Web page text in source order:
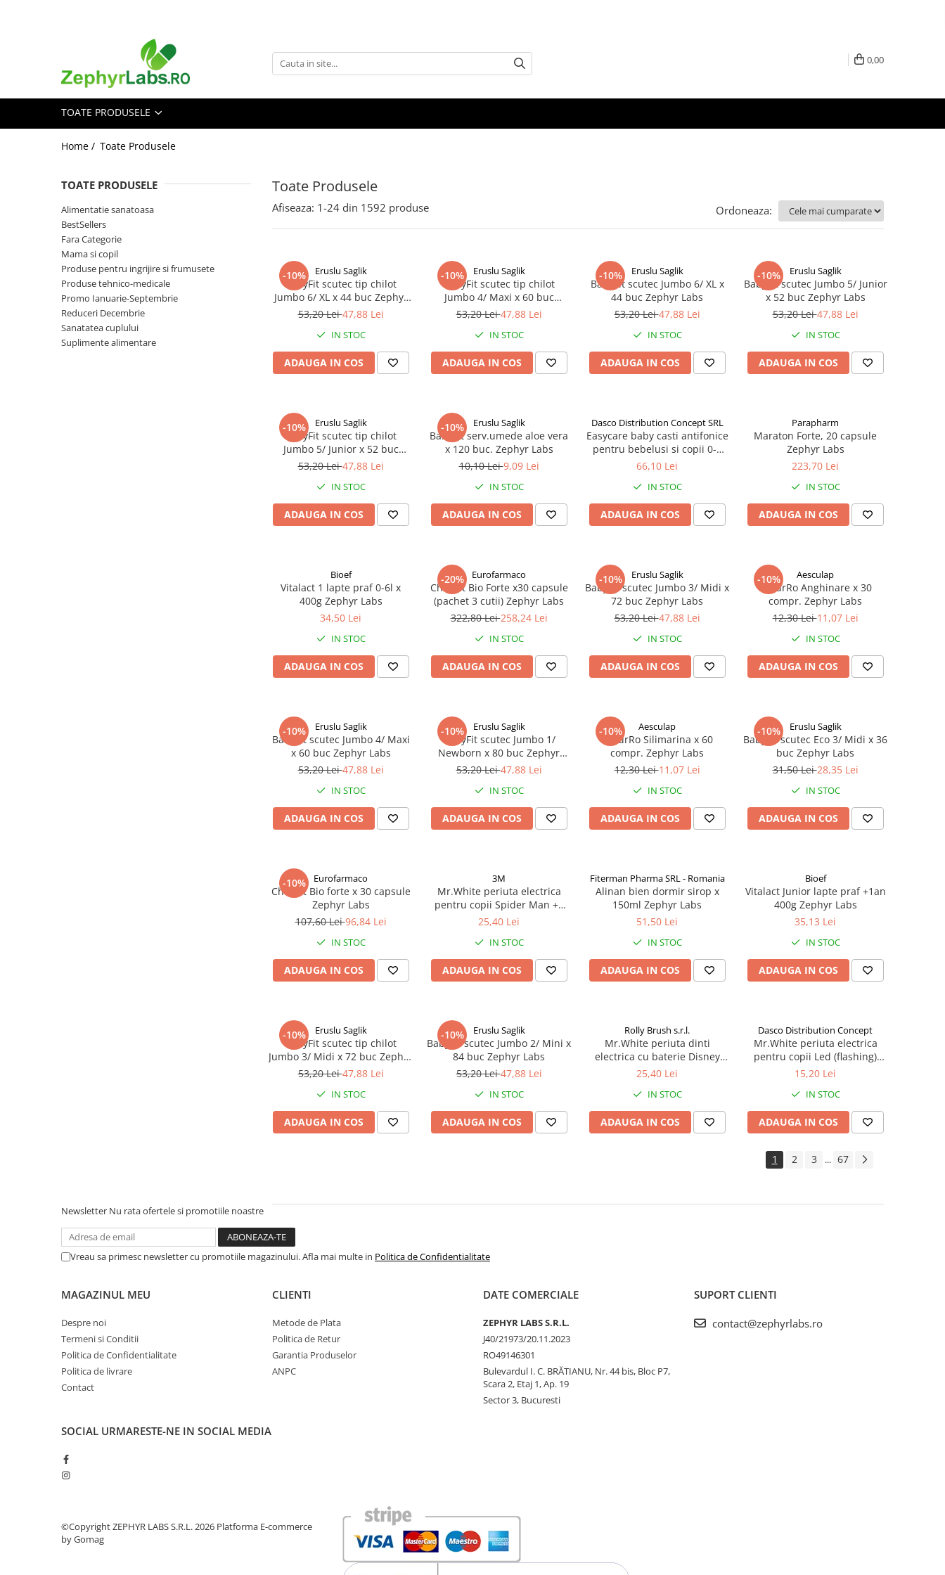
Alimentatie sanatoasa
Ingrijire și cosmetice
Scutece si servetele
Cosmetice copii
Protectie anti-insecte
Hrana pentru bebelusi
Suplimente alimentare copii
Produse antiparazitare
Sarcina si alaptare
0,00
TOATE PRODUSELE
Home / Toate Produsele
Toate Produsele
TOATE PRODUSELE
Alimentatie sanatoasa
BestSellers
Fara Categorie
Mama si copil
Produse pentru ingrijire si frumusete
Produse tehnico-medicale
Promo Ianuarie-Septembrie
Reduceri Decembrie
Sanatatea cuplului
Suplimente alimentare
Afiseaza: 1-24 din 1592 produse Ordoneaza:
-10% Eruslu Saglik
BabyFit scutec tip chilot
Jumbo 6/ XL x 44 buc Zephyr
Labs
53,20 Lei47,88 Lei
IN STOC
ADAUGA IN COS
-10% Eruslu Saglik
BabyFit scutec tip chilot
Jumbo 4/ Maxi x 60 buc
Zephyr Labs
53,20 Lei47,88 Lei
IN STOC
ADAUGA IN COS
-10% Eruslu Saglik
BabyFit scutec Jumbo 6/ XL x
44 buc Zephyr Labs
53,20 Lei47,88 Lei
IN STOC
ADAUGA IN COS
-10% Eruslu Saglik
BabyFit scutec Jumbo 5/ Junior
x 52 buc Zephyr Labs
53,20 Lei47,88 Lei
IN STOC
ADAUGA IN COS
-10% Eruslu Saglik
BabyFit scutec tip chilot
Jumbo 5/ Junior x 52 buc
Zephyr Labs
53,20 Lei47,88 Lei
IN STOC
ADAUGA IN COS
-10% Eruslu Saglik
BabyFit serv.umede aloe vera
x 120 buc. Zephyr Labs
10,10 Lei9,09 Lei
IN STOC
ADAUGA IN COS
Dasco Distribution Concept SRL
Easycare baby casti antifonice
pentru bebelusi si copii 0-4
ani (EASY00257) Zephyr Labs
66,10 Lei
IN STOC
ADAUGA IN COS
Parapharm
Maraton Forte, 20 capsule
Zephyr Labs
223,70 Lei
IN STOC
ADAUGA IN COS
Bioef
Vitalact 1 lapte praf 0-6l x
400g Zephyr Labs
34,50 Lei
IN STOC
ADAUGA IN COS
-20% Eurofarmaco
Cholest Bio Forte x30 capsule
(pachet 3 cutii) Zephyr Labs
322,80 Lei258,24 Lei
IN STOC
ADAUGA IN COS
-10% Eruslu Saglik
BabyFit scutec Jumbo 3/ Midi x
72 buc Zephyr Labs
53,20 Lei47,88 Lei
IN STOC
ADAUGA IN COS
-10% Aesculap
NaturRo Anghinare x 30
compr. Zephyr Labs
12,30 Lei11,07 Lei
IN STOC
ADAUGA IN COS
-10% Eruslu Saglik
BabyFit scutec Jumbo 4/ Maxi
x 60 buc Zephyr Labs
53,20 Lei47,88 Lei
IN STOC
ADAUGA IN COS
-10% Eruslu Saglik
BabyFit scutec Jumbo 1/
Newborn x 80 buc Zephyr
Labs
53,20 Lei47,88 Lei
IN STOC
ADAUGA IN COS
-10% Aesculap
NaturRo Silimarina x 60
compr. Zephyr Labs
12,30 Lei11,07 Lei
IN STOC
ADAUGA IN COS
-10% Eruslu Saglik
BabyFit scutec Eco 3/ Midi x 36
buc Zephyr Labs
31,50 Lei28,35 Lei
IN STOC
ADAUGA IN COS
-10% Eurofarmaco
Cholest Bio forte x 30 capsule
Zephyr Labs
107,60 Lei96,84 Lei
IN STOC
ADAUGA IN COS
3M
Mr.White periuta electrica
pentru copii Spider Man +4
ani Zephyr Labs
25,40 Lei
IN STOC
ADAUGA IN COS
Fiterman Pharma SRL - Romania
Alinan bien dormir sirop x
150ml Zephyr Labs
51,50 Lei
IN STOC
ADAUGA IN COS
Bioef
Vitalact Junior lapte praf +1an
400g Zephyr Labs
35,13 Lei
IN STOC
ADAUGA IN COS
-10% Eruslu Saglik
BabyFit scutec tip chilot
Jumbo 3/ Midi x 72 buc Zephyr
Labs
53,20 Lei47,88 Lei
IN STOC
ADAUGA IN COS
-10% Eruslu Saglik
BabyFit scutec Jumbo 2/ Mini x
84 buc Zephyr Labs
53,20 Lei47,88 Lei
IN STOC
ADAUGA IN COS
Rolly Brush s.r.l.
Mr.White periuta dinti
electrica cu baterie Disney
Mickey Zephyr Labs
25,40 Lei
IN STOC
ADAUGA IN COS
Dasco Distribution Concept
Mr.White periuta electrica
pentru copii Led (flashing)
Spider-Man +3 ani Zephyr
15,20 Lei
IN STOC
ADAUGA IN COS
1 2 3 ... 67
Newsletter Nu rata ofertele si promotiile noastre
Vreau sa primesc newsletter cu promotiile magazinului. Afla mai multe in Politica de Confidentialitate
MAGAZINUL MEU
Despre noi
Termeni si Conditii
Politica de Confidentialitate
Politica de livrare
Contact
CLIENTI
Metode de Plata
Politica de Retur
Garantia Produselor
ANPC
DATE COMERCIALE
ZEPHYR LABS S.R.L.
J40/21973/20.11.2023
RO49146301
Bulevardul I. C. BRĂTIANU, Nr. 44 bis, Bloc P7,
Scara 2, Etaj 1, Ap. 19
Sector 3, Bucuresti
SUPORT CLIENTI
contact@zephyrlabs.ro
SOCIAL URMARESTE-NE IN SOCIAL MEDIA
©Copyright ZEPHYR LABS S.R.L. 2026 Platforma E-commerce
by Gomag